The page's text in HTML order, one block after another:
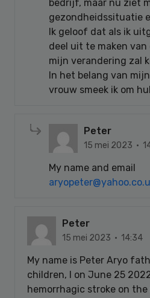
bedrijf, maar nu ziet
gezondheidssituatie
Ik geloof dat als ik
deel uit te maken
mijn verandering zal
In het belang van
vrouw smeek ik om
Peter
15 mei 2023 ·
My name and email
Peter
15 mei 2023 · 14:34
My name is Peter Aryo
children, I on June 25
hemorrhagic stroke on